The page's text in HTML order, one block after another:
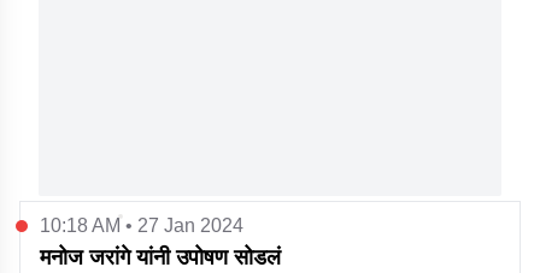
10:18 AM • 27 Jan 2024
मनोज जरांगे यांनी उपोषण सोडलं